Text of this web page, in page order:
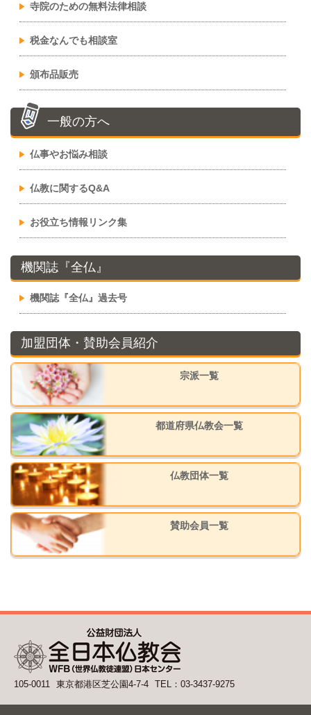
寺院のための無料法律相談
税金なんでも相談室
頒布品販売
一般の方へ
仏事やお悩み相談
仏教に関するQ&A
お役立ち情報リンク集
機関誌『全仏』
機関誌『全仏』過去号
加盟団体・賛助会員紹介
宗派一覧
都道府県仏教会一覧
仏教団体一覧
賛助会員一覧
105-0011 東京都港区芝公園4-7-4 TEL：03-3437-9275